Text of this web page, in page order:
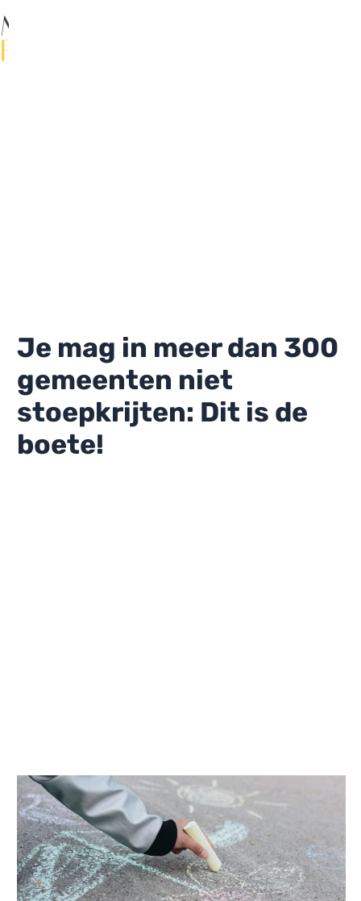
naar
de
Je mag in meer dan 300
gemeenten niet
stoepkrijten: Dit is de
boete!